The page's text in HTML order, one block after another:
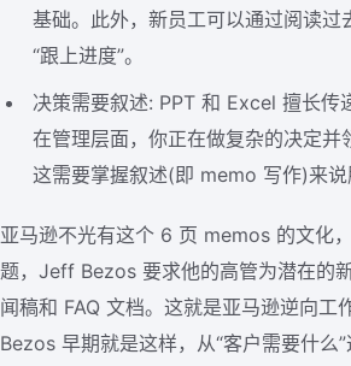
基础。此外，新员工可以通过阅读过
“跟上进度”。
决策需要叙述: PPT 和 Excel 擅长传
在管理层面，你正在做复杂的决定并
这需要掌握叙述(即 memo 写作)来说
亚马逊不光有这个 6 页 memos 的文化
题，Jeff Bezos 要求他的高管为潜在的
闻稿和 FAQ 文档。这就是亚马逊逆向工
Bezos 早期就是这样，从“客户需要什么